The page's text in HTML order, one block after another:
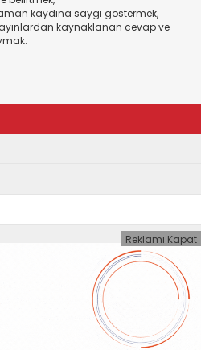
kaydına saygı göstermek,
kaynaklanan cevap ve
Reklamı Kapat